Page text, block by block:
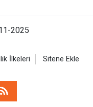
2025
İlkeleri Sitene Ekle